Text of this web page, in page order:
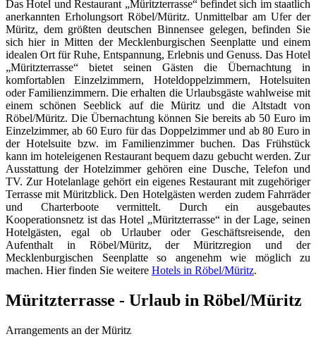
Das Hotel und Restaurant „Müritzterrasse“ befindet sich im staatlich
anerkannten Erholungsort Röbel/Müritz. Unmittelbar am Ufer der
Müritz, dem größten deutschen Binnensee gelegen, befinden Sie
sich hier in Mitten der Mecklenburgischen Seenplatte und einem
idealen Ort für Ruhe, Entspannung, Erlebnis und Genuss. Das Hotel
„Müritzterrasse“ bietet seinen Gästen die Übernachtung in
komfortablen Einzelzimmern, Hoteldoppelzimmern, Hotelsuiten
oder Familienzimmern. Die erhalten die Urlaubsgäste wahlweise mit
einem schönen Seeblick auf die Müritz und die Altstadt von
Röbel/Müritz. Die Übernachtung können Sie bereits ab 50 Euro im
Einzelzimmer, ab 60 Euro für das Doppelzimmer und ab 80 Euro in
der Hotelsuite bzw. im Familienzimmer buchen. Das Frühstück
kann im hoteleigenen Restaurant bequem dazu gebucht werden. Zur
Ausstattung der Hotelzimmer gehören eine Dusche, Telefon und
TV. Zur Hotelanlage gehört ein eigenes Restaurant mit zugehöriger
Terrasse mit Müritzblick. Den Hotelgästen werden zudem Fahrräder
und Charterboote vermittelt. Durch ein ausgebautes
Kooperationsnetz ist das Hotel „Müritzterrasse“ in der Lage, seinen
Hotelgästen, egal ob Urlauber oder Geschäftsreisende, den
Aufenthalt in Röbel/Müritz, der Müritzregion und der
Mecklenburgischen Seenplatte so angenehm wie möglich zu
machen. Hier finden Sie weitere Hotels in Röbel/Müritz.
Müritzterrasse - Urlaub in Röbel/Müritz
Arrangements an der Müritz